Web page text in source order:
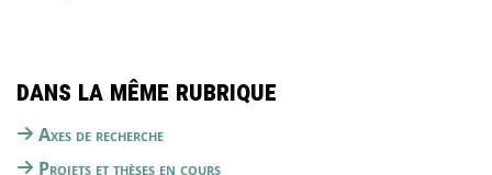
Dans la même rubrique
Axes de recherche
Projets et thèses en cours